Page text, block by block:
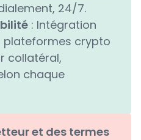
24/7.
: Intégration
plateformes crypto
collatéral,
chaque
et des termes